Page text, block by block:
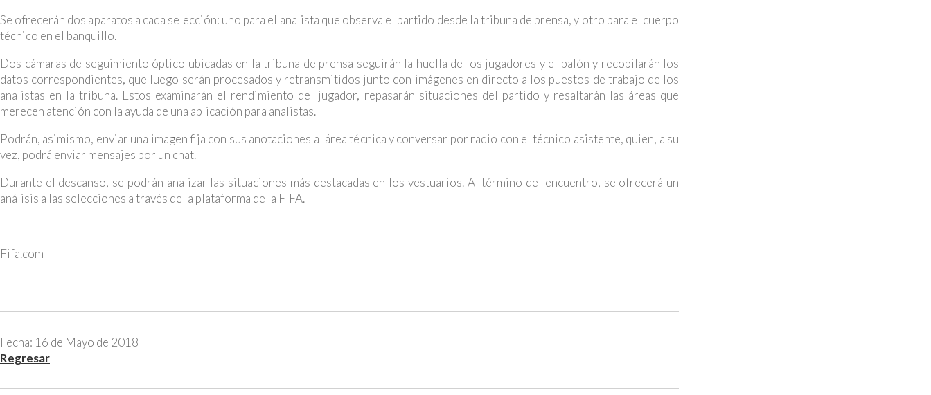
Se ofrecerán dos aparatos a cada selección: uno para el analista que observa el partido desde la tribuna de prensa, y otro para el cuerpo
técnico en el banquillo.
Dos cámaras de seguimiento óptico ubicadas en la tribuna de prensa seguirán la huella de los jugadores y el balón y recopilarán los
datos correspondientes, que luego serán procesados y retransmitidos junto con imágenes en directo a los puestos de trabajo de los
analistas en la tribuna. Estos examinarán el rendimiento del jugador, repasarán situaciones del partido y resaltarán las áreas que
merecen atención con la ayuda de una aplicación para analistas.
Podrán, asimismo, enviar una imagen fija con sus anotaciones al área técnica y conversar por radio con el técnico asistente, quien, a su
vez, podrá enviar mensajes por un chat.
Durante el descanso, se podrán analizar las situaciones más destacadas en los vestuarios. Al término del encuentro, se ofrecerá un
análisis a las selecciones a través de la plataforma de la FIFA.
Fifa.com
Fecha: 16 de Mayo de 2018
Regresar